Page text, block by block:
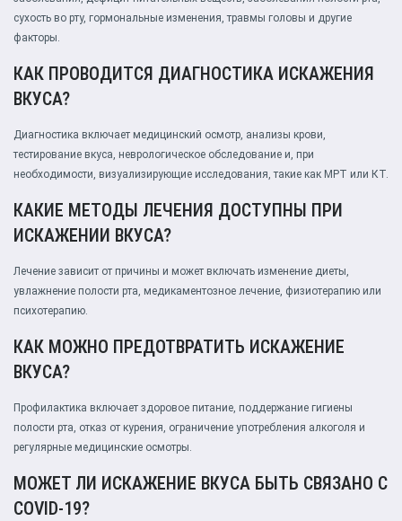
сухость во рту, гормональные изменения, травмы головы и другие
факторы.
КАК ПРОВОДИТСЯ ДИАГНОСТИКА ИСКАЖЕНИЯ
ВКУСА?
Диагностика включает медицинский осмотр, анализы крови,
тестирование вкуса, неврологическое обследование и, при
необходимости, визуализирующие исследования, такие как МРТ или КТ.
КАКИЕ МЕТОДЫ ЛЕЧЕНИЯ ДОСТУПНЫ ПРИ
ИСКАЖЕНИИ ВКУСА?
Лечение зависит от причины и может включать изменение диеты,
увлажнение полости рта, медикаментозное лечение, физиотерапию или
психотерапию.
КАК МОЖНО ПРЕДОТВРАТИТЬ ИСКАЖЕНИЕ
ВКУСА?
Профилактика включает здоровое питание, поддержание гигиены
полости рта, отказ от курения, ограничение употребления алкоголя и
регулярные медицинские осмотры.
МОЖЕТ ЛИ ИСКАЖЕНИЕ ВКУСА БЫТЬ СВЯЗАНО С
COVID-19?